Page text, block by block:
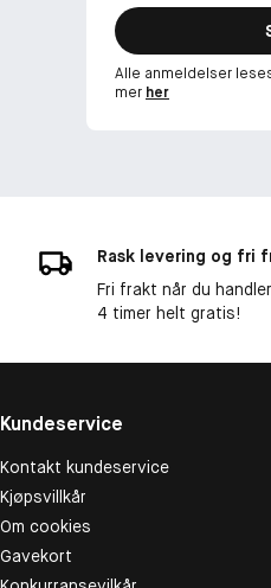
Alle anmeldelser
mer her
Rask levering og fri
Fri frakt når du
4 timer helt gratis!
Kundeservice
Kontakt kundeservice
Kjøpsvillkår
Om cookies
Gavekort